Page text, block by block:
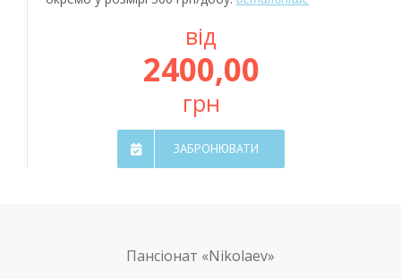
від
2400,00
грн
ЗАБРОНЮВАТИ
Пансіонат «Nikolaev»